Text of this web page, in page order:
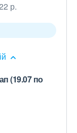
р.
(19.07 по